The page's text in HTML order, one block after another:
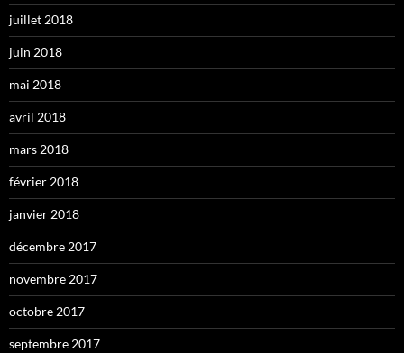
juillet 2018
juin 2018
mai 2018
avril 2018
mars 2018
février 2018
janvier 2018
décembre 2017
novembre 2017
octobre 2017
septembre 2017